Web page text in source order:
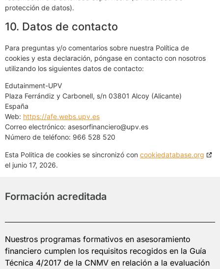
protección de datos).
10. Datos de contacto
Para preguntas y/o comentarios sobre nuestra Política de
cookies y esta declaración, póngase en contacto con nosotros
utilizando los siguientes datos de contacto:
Edutainment-UPV
Plaza Ferrándiz y Carbonell, s/n 03801 Alcoy (Alicante)
España
Web: https://afe.webs.upv.es
Correo electrónico: asesorfinanciero@upv.es
Número de teléfono: 966 528 520
Esta Politica de cookies se sincronizó con cookiedatabase.org
el junio 17, 2026.
Formación acreditada
Nuestros programas formativos en asesoramiento
financiero cumplen los requisitos recogidos en la Guía
Técnica 4/2017 de la CNMV en relación a la evaluación